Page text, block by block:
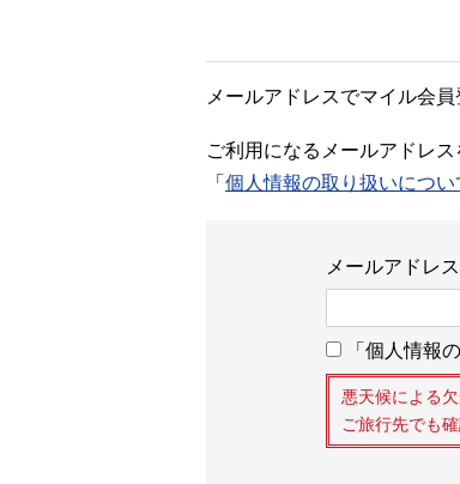
メールアドレスでマイル会員
ご利用になるメールアドレ
「 個人情報の取り扱いについ
メールアドレス
「個人情報
悪天候による
ご旅行先でも